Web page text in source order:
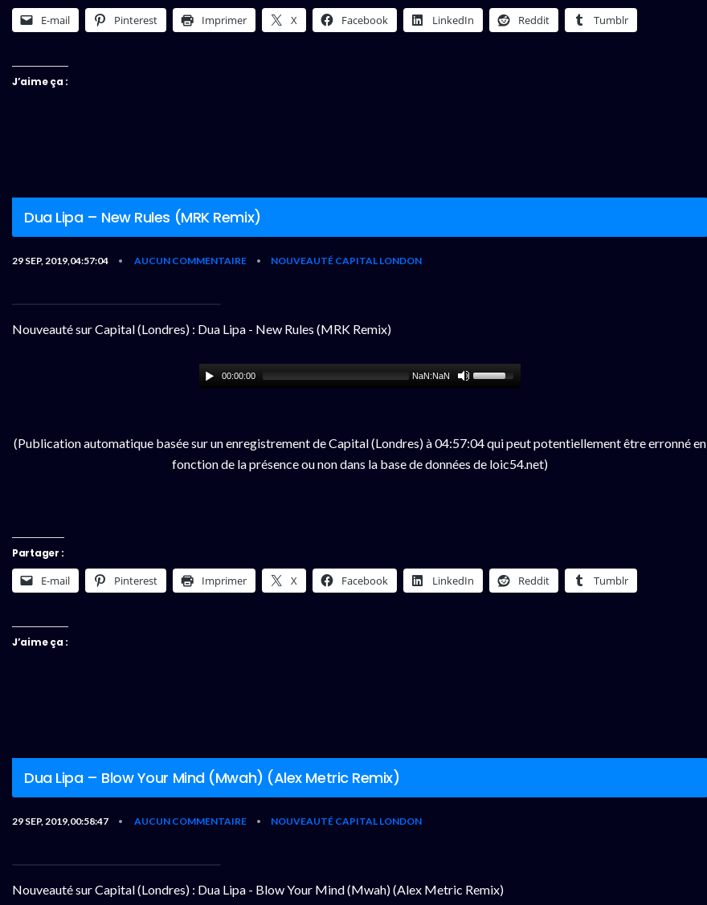
E-mail Pinterest Imprimer X Facebook LinkedIn Reddit Tumblr
J’aime ça :
Dua Lipa – New Rules (MRK Remix)
29 SEP, 2019,04:57:04 • AUCUN COMMENTAIRE • NOUVEAUTÉ CAPITAL LONDON
Nouveauté sur Capital (Londres) : Dua Lipa - New Rules (MRK Remix)
00:00:00 NaN:NaN
(Publication automatique basée sur un enregistrement de Capital (Londres) à 04:57:04 qui peut potentiellement être erronné en
fonction de la présence ou non dans la base de données de loic54.net)
Partager :
E-mail Pinterest Imprimer X Facebook LinkedIn Reddit Tumblr
J’aime ça :
Dua Lipa – Blow Your Mind (Mwah) (Alex Metric Remix)
29 SEP, 2019,00:58:47 • AUCUN COMMENTAIRE • NOUVEAUTÉ CAPITAL LONDON
Nouveauté sur Capital (Londres) : Dua Lipa - Blow Your Mind (Mwah) (Alex Metric Remix)